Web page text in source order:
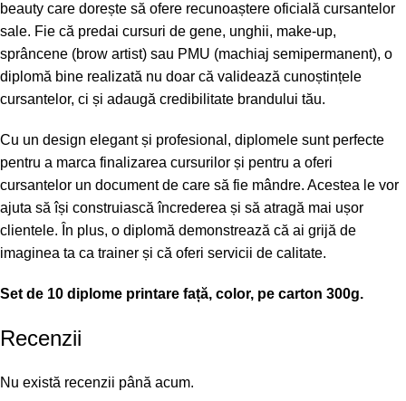
beauty care dorește să ofere recunoaștere oficială cursantelor
sale. Fie că predai cursuri de gene, unghii, make-up,
sprâncene (brow artist) sau PMU (machiaj semipermanent), o
diplomă bine realizată nu doar că validează cunoștințele
cursantelor, ci și adaugă credibilitate brandului tău.
Cu un design elegant și profesional, diplomele sunt perfecte
pentru a marca finalizarea cursurilor și pentru a oferi
cursantelor un document de care să fie mândre. Acestea le vor
ajuta să își construiască încrederea și să atragă mai ușor
clientele. În plus, o diplomă demonstrează că ai grijă de
imaginea ta ca trainer și că oferi servicii de calitate.
Set de 10 diplome printare față, color, pe carton 300g.
Recenzii
Nu există recenzii până acum.